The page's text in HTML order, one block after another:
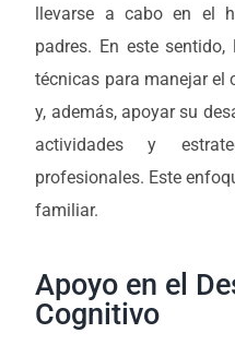
llevarse a cabo en el
padres. En este
técnicas para manejar el
y, además, apoyar su
actividades y
profesionales. Este
familiar.
Apoyo en el
Cognitivo